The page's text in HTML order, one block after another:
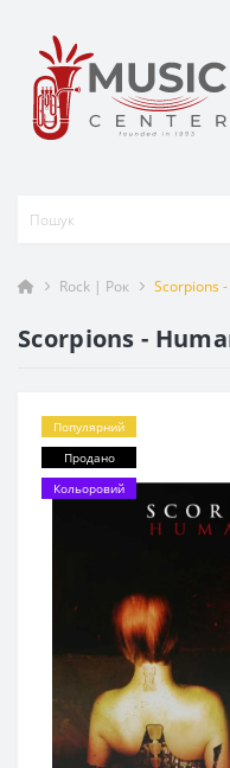
Rock | Рок Scorpions
Scorpions -
Популярний
Продано
Кольоровий